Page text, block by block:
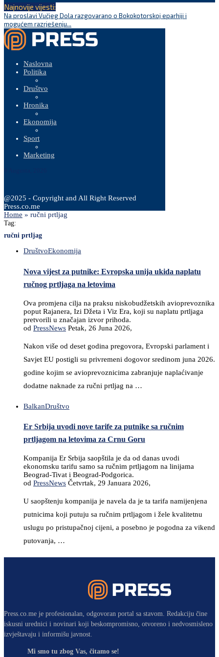
Najnovije vijesti:
Na proslavi Vučjeg Dola razgovarano o Bokokotorskoj eparhiji i
mogućem razrješenju...
Naslovna
Politika
Društvo
Hronika
Ekonomija
Sport
Marketing
@2025 - Copyright and All Right Reserved
Press.co.me
Home » ručni prtljag
Tag:
ručni prtljag
DruštvoEkonomija
Nova vijest za putnike: Evropska unija ukida naplatu
ručnog prtljaga na letovima
Ova promjena cilja na praksu niskobudžetskih avioprevoznika
poput Rajanera, Izi Džeta i Viz Era, koji su naplatu prtljaga
pretvorili u značajan izvor prihoda.
od PressNews Petak, 26 Juna 2026,
Nakon više od deset godina pregovora, Evropski parlament i
Savjet EU postigli su privremeni dogovor sredinom juna 2026.
godine kojim se avioprevoznicima zabranjuje naplaćivanje
dodatne naknade za ručni prtljag na …
BalkanDruštvo
Er Srbija uvodi nove tarife za putnike sa ručnim
prtljagom na letovima za Crnu Goru
Kompanija Er Srbija saopštila je da od danas uvodi
ekonomsku tarifu samo sa ručnim prtljagom na linijama
Beograd-Tivat i Beograd-Podgorica.
od PressNews Četvrtak, 29 Januara 2026,
U saopštenju kompanija je navela da je ta tarifa namijenjena
putnicima koji putuju sa ručnim prtljagom i žele kvalitetnu
uslugu po pristupačnoj cijeni, a posebno je pogodna za vikend
putovanja, …
Press.co.me je profesionalan, odgovoran portal sa stavom. Redakciju čine
iskusni urednici i novinari koji beskompromisno, otvoreno i nedvosmisleno
izvještavaju i informišu javnost.
Mi smo tu zbog Vas, čitamo se!